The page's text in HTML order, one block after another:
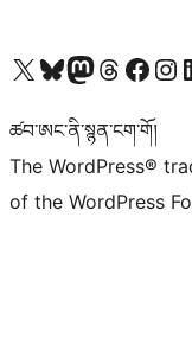
Visit our X (formerly Twitter) account
Visit our Bluesky account
Visit our Mastodon account
Visit our Threads
Visit our Facebook page
Visit
ཚབ་ཨང་ནི་སྙན་ངག་གོ།
The WordPress®
of the WordPress